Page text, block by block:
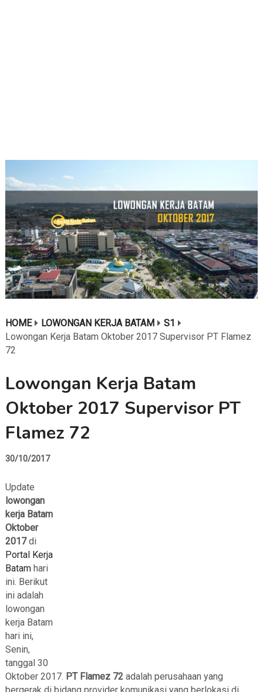
HOME LOWONGAN KERJA BATAM
S1
Lowongan Kerja Batam Oktober 2017 Supervisor PT Flamez
72
Lowongan Kerja Batam
Oktober 2017 Supervisor PT
Flamez 72
30/10/2017
Update
lowongan
kerja Batam
Oktober
2017di
Portal Kerja
Batamhari
ini. Berikut
ini adalah
lowongan
kerja Batam
hari ini,
Senin,
tanggal 30
Oktober 2017. PT Flamez 72adalah perusahaan yang